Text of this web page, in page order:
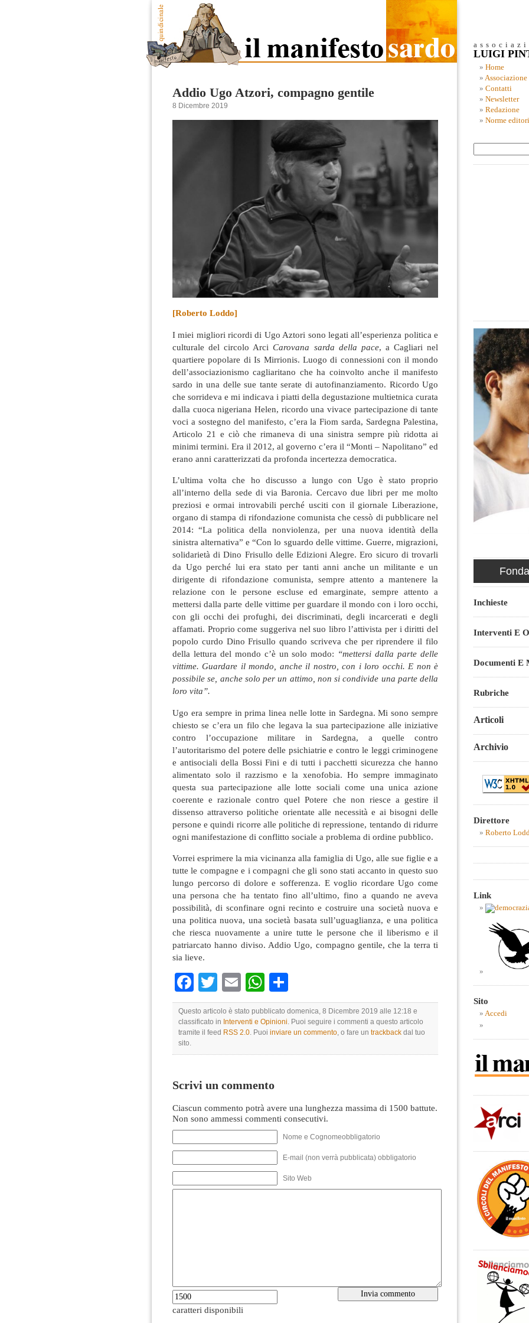
Addio Ugo Atzori, compagno gentile
8 Dicembre 2019
[Roberto Loddo]
I miei migliori ricordi di Ugo Aztori sono legati all’esperienza politica e
culturale del circolo ArciCarovana sarda della pace, a Cagliari nel
quartiere popolare di Is Mirrionis. Luogo di connessioni con il mondo
dell’associazionismo cagliaritano che ha coinvolto anche il manifesto
sardo in una delle sue tante serate di autofinanziamento. Ricordo Ugo
che sorrideva e mi indicava i piatti della degustazione multietnica curata
dalla cuoca nigeriana Helen, ricordo una vivace partecipazione di tante
voci a sostegno del manifesto, c’era la Fiom sarda, Sardegna Palestina,
Articolo 21 e ciò che rimaneva di una sinistra sempre più ridotta ai
minimi termini. Era il 2012, al governo c’era il “Monti – Napolitano” ed
erano anni caratterizzati da profonda incertezza democratica.
L’ultima volta che ho discusso a lungo con Ugo è stato proprio
all’interno della sede di via Baronia. Cercavo due libri per me molto
preziosi e ormai introvabili perché usciti con il giornale Liberazione,
organo di stampa di rifondazione comunista che cessò di pubblicare nel
2014: “La politica della nonviolenza, per una nuova identità della
sinistra alternativa” e “Con lo sguardo delle vittime. Guerre, migrazioni,
solidarietà di Dino Frisullo delle Edizioni Alegre. Ero sicuro di trovarli
da Ugo perché lui era stato per tanti anni anche un militante e un
dirigente di rifondazione comunista, sempre attento a mantenere la
relazione con le persone escluse ed emarginate, sempre attento a
mettersi dalla parte delle vittime per guardare il mondo con i loro occhi,
con gli occhi dei profughi, dei discriminati, degli incarcerati e degli
affamati. Proprio come suggeriva nel suo libro l’attivista per i diritti del
popolo curdo Dino Frisullo quando scriveva che per riprendere il filo
della lettura del mondo c’è un solo modo: “mettersi dalla parte delle
vittime. Guardare il mondo, anche il nostro, con i loro occhi. E non è
possibile se, anche solo per un attimo, non si condivide una parte della
loro vita”.
Ugo era sempre in prima linea nelle lotte in Sardegna. Mi sono sempre
chiesto se c’era un filo che legava la sua partecipazione alle iniziative
contro l’occupazione militare in Sardegna, a quelle contro
l’autoritarismo del potere delle psichiatrie e contro le leggi criminogene
e antisociali della Bossi Fini e di tutti i pacchetti sicurezza che hanno
alimentato solo il razzismo e la xenofobia. Ho sempre immaginato
questa sua partecipazione alle lotte sociali come una unica azione
coerente e razionale contro quel Potere che non riesce a gestire il
dissenso attraverso politiche orientate alle necessità e ai bisogni delle
persone e quindi ricorre alle politiche di repressione, tentando di ridurre
ogni manifestazione di conflitto sociale a problema di ordine pubblico.
Vorrei esprimere la mia vicinanza alla famiglia di Ugo, alle sue figlie e a
tutte le compagne e i compagni che gli sono stati accanto in questo suo
lungo percorso di dolore e sofferenza. E voglio ricordare Ugo come
una persona che ha tentato fino all’ultimo, fino a quando ne aveva
possibilità, di sconfinare ogni recinto e costruire una società nuova e
una politica nuova, una società basata sull’uguaglianza, e una politica
che riesca nuovamente a unire tutte le persone che il liberismo e il
patriarcato hanno diviso. Addio Ugo, compagno gentile, che la terra ti
sia lieve.
Facebook
TwitterEmailWhatsApp
Questo articolo è stato pubblicato domenica, 8 Dicembre 2019 alle 12:18 e
classificato in Interventi e Opinioni. Puoi seguire i commenti a questo articolo
tramite il feed RSS 2.0. Puoi inviare un commento, o fare un trackback dal tuo
sito.
Scrivi un commento
Ciascun commento potrà avere una lunghezza massima di 1500 battute.
Non sono ammessi commenti consecutivi.
Nome e Cognomeobbligatorio
E-mail (non verrà pubblicata) obbligatorio
Sito Web
caratteri disponibili
LUIGI
Home
Associazione
Contatti
Newsletter
Redazione
Norme
Inchieste
Interventi E
Documenti E
Rubriche
Articoli
Archivio
Direttore
Roberto
Link
Sito
Accedi